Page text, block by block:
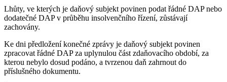
Lhůty, ve kterých je daňový subjekt povinen podat řádné DAP nebo
dodatečné DAP v průběhu insolvenčního řízení, zůstávají
zachovány.
Ke dni předložení konečné zprávy je daňový subjekt povinen
zpracovat řádné DAP za uplynulou část zdaňovacího období, za
kterou nebylo dosud podáno, a tvrzenou daň zahrnout do
příslušného dokumentu.